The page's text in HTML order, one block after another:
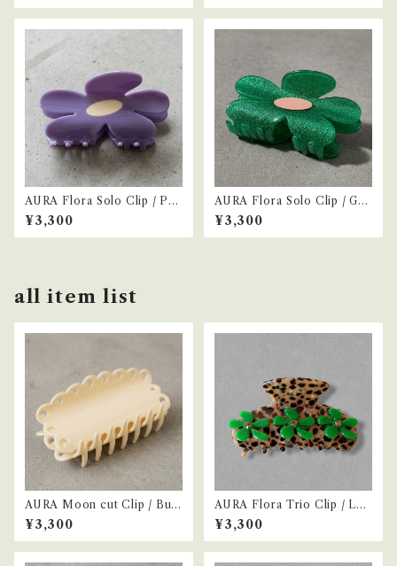
AURA Flora Solo Clip / Pur
ple
¥3,300
AURA Flora Solo Clip / Gre
en
¥3,300
all item list
AURA Moon cut Clip / Butt
er Yellow
¥3,300
AURA Flora Trio Clip / Leo
pard
¥3,300